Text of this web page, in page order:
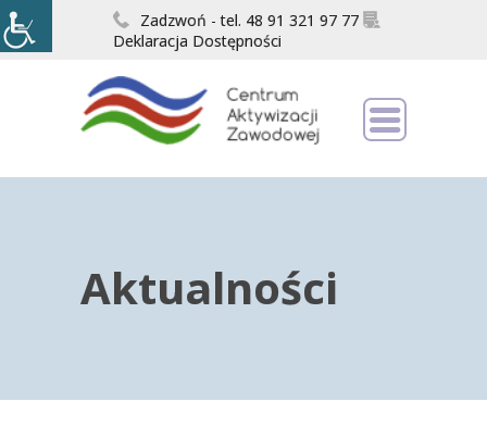
Zadzwoń - tel. 48 91 321 97 77
Deklaracja Dostępności
Aktualności